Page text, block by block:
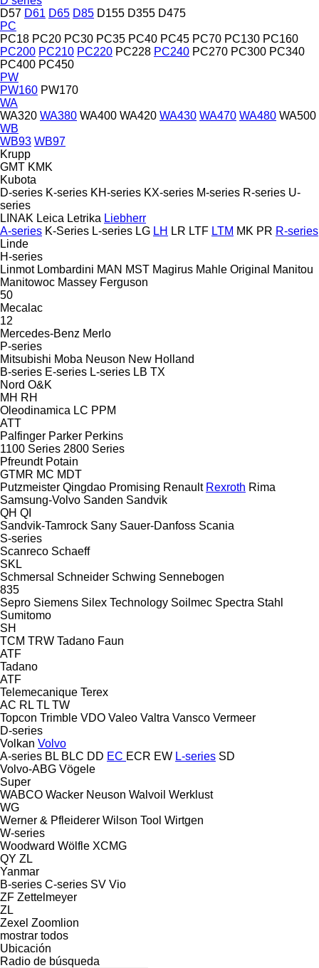
D57 D61 D65 D85 D155 D355 D475
PC
PC18 PC20 PC30 PC35 PC40 PC45 PC70 PC130 PC160
PC200 PC210 PC220 PC228 PC240 PC270 PC300 PC340
PC400 PC450
PW
PW160 PW170
WA
WA320 WA380 WA400 WA420 WA430 WA470 WA480 WA500
WB
WB93 WB97
Krupp
GMT KMK
Kubota
D-series K-series KH-series KX-series M-series R-series U-
series
LINAK Leica Letrika Liebherr
A-series K-Series L-series LG LH LR LTF LTM MK PR R-series
Linde
H-series
Linmot Lombardini MAN MST Magirus Mahle Original
Manitou
Manitowoc Massey Ferguson
50
Mecalac
12
Mercedes-Benz Merlo
P-series
Mitsubishi Moba Neuson New Holland
B-series E-series L-series LB TX
Nord O&K
MH RH
Oleodinamica LC PPM
ATT
Palfinger Parker Perkins
1100 Series 2800 Series
Pfreundt Potain
GTMR MC MDT
Putzmeister Qingdao Promising Renault Rexroth Rima
Samsung-Volvo Sanden Sandvik
QH QI
Sandvik-Tamrock Sany Sauer-Danfoss Scania
S-series
Scanreco Schaeff
SKL
Schmersal Schneider Schwing Sennebogen
835
Sepro Siemens Silex Technology Soilmec Spectra Stahl
Sumitomo
SH
TCM TRW Tadano Faun
ATF
Tadano
ATF
Telemecanique Terex
AC RL TL TW
Topcon Trimble VDO Valeo Valtra Vansco Vermeer
D-series
Volkan Volvo
A-series BL BLC DD EC ECR EW L-series SD
Volvo-ABG Vögele
Super
WABCO Wacker Neuson Walvoil Werklust
WG
Werner & Pfleiderer Wilson Tool Wirtgen
W-series
Woodward Wölfle XCMG
QY ZL
Yanmar
B-series C-series SV Vio
ZF Zettelmeyer
ZL
Zexel Zoomlion
mostrar todos
Ubicación
Radio de búsqueda